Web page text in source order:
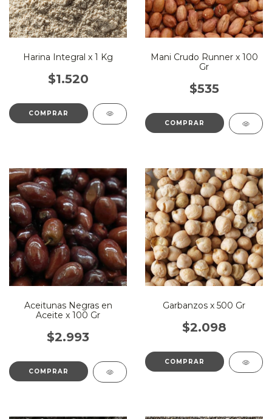
Harina Integral x 1 Kg
$1.520
Mani Crudo Runner x 100
Gr
$535
Aceitunas Negras en
Aceite x 100 Gr
$2.993
Garbanzos x 500 Gr
$2.098